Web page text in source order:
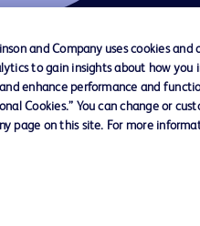
Préférences en
and Company uses cookies
to gain insights about how you
enhance performance and
Cookies.” You can change or
page on this site. For more